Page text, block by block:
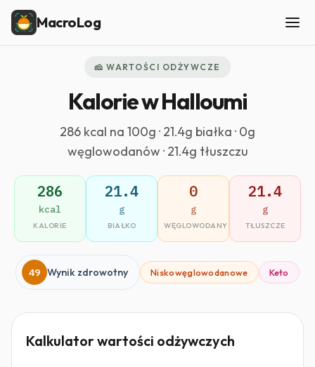
MacroLog
🧀 WARTOŚCI ODŻYWCZE
Kalorie w Halloumi
286 kcal na 100g · 21.4g białka · 0g
węglowodanów · 21.4g tłuszczu
286
kcal
KALORIE
21.4
g
BIAŁKO
0
g
WĘGLOWODANY
21.4
g
TŁUSZCZE
49 Wynik zdrowotny Niskowęglowodanowe Keto
Kalkulator wartości odżywczych